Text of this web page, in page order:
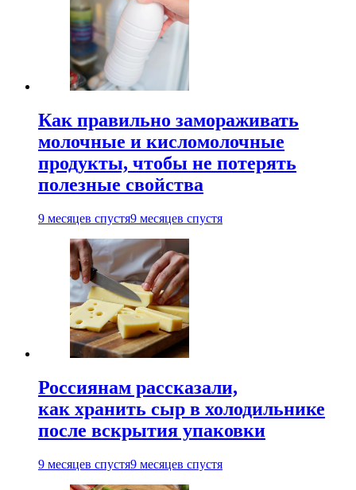
Как правильно замораживать
молочные и кисломолочные
продукты, чтобы не потерять
полезные свойства
9 месяцев спустя9 месяцев спустя
Россиянам рассказали,
как хранить сыр в холодильнике
после вскрытия упаковки
9 месяцев спустя9 месяцев спустя